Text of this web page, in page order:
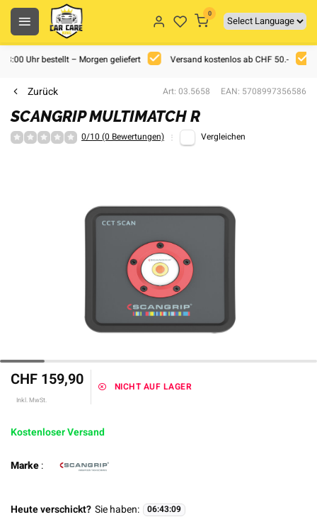
0
Uhr bestellt – Morgen geliefert Versand kostenlos ab CHF 50.-
Zurück Art: 03.5658 EAN: 5708997356586
SCANGRIP MULTIMATCH R
0/10 (0 Bewertungen) Vergleichen
CHF 159,90
Inkl. MwSt.
NICHT AUF LAGER
Kostenloser Versand
Marke:
Heute verschickt? Sie haben: 06:43:08